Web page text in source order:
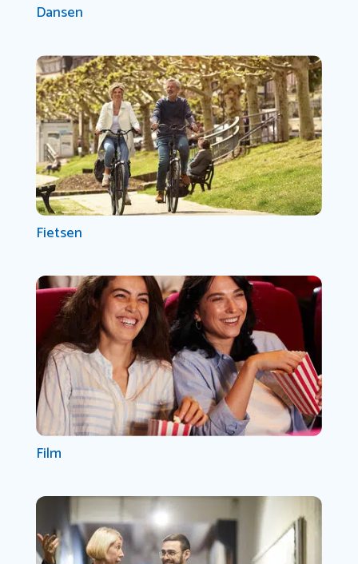
Dansen
Fietsen
Film